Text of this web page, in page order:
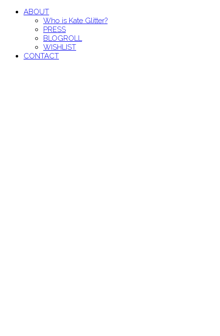
ABOUT
Who is Kate Glitter?
PRESS
BLOGROLL
WISHLIST
CONTACT